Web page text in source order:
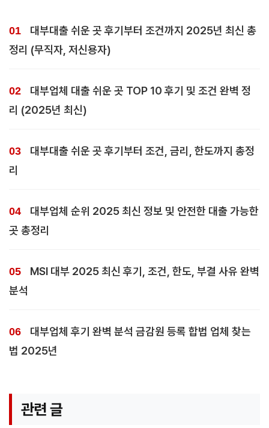
대부대출 쉬운 곳 후기부터 조건까지 2025년 최신 총
정리 (무직자, 저신용자)
대부업체 대출 쉬운 곳 TOP 10 후기 및 조건 완벽 정
리 (2025년 최신)
대부대출 쉬운 곳 후기부터 조건, 금리, 한도까지 총정
리
대부업체 순위 2025 최신 정보 및 안전한 대출 가능한
곳 총정리
MSI 대부 2025 최신 후기, 조건, 한도, 부결 사유 완벽
분석
대부업체 후기 완벽 분석 금감원 등록 합법 업체 찾는
법 2025년
관련 글